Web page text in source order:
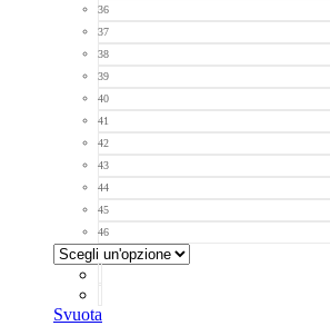
36
37
38
39
40
41
42
43
44
45
46
Svuota